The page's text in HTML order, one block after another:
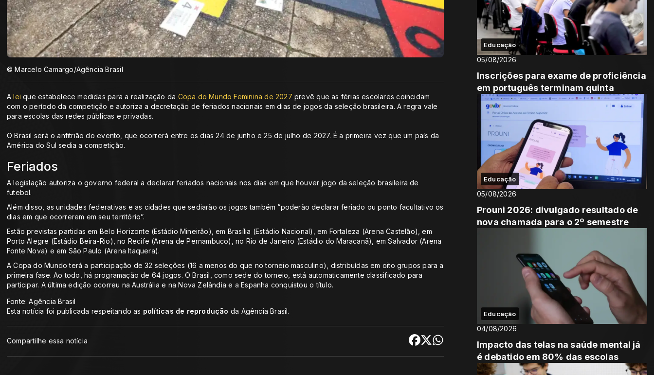
© Marcelo Camargo/Agência Brasil
Alei que estabelece medidas para a realização da Copa do Mundo Feminina de 2027 prevê que as férias escolares coincidam
com o período da competição e autoriza a decretação de feriados nacionais em dias de jogos da seleção brasileira. A regra vale
para escolas das redes públicas e privadas.
O Brasil será o anfitrião do evento, que ocorrerá entre os dias 24 de junho e 25 de julho de 2027. É a primeira vez que um país da
América do Sul sedia a competição.
Feriados
A legislação autoriza o governo federal a declarar feriados nacionais nos dias em que houver jogo da seleção brasileira de
futebol.
Além disso, as unidades federativas e as cidades que sediarão os jogos também “poderão declarar feriado ou ponto facultativo os
dias em que ocorrerem em seu território”.
Estão previstas partidas em Belo Horizonte (Estádio Mineirão), em Brasília (Estádio Nacional), em Fortaleza (Arena Castelão), em
Porto Alegre (Estádio Beira-Rio), no Recife (Arena de Pernambuco), no Rio de Janeiro (Estádio do Maracanã), em Salvador (Arena
Fonte Nova) e em São Paulo (Arena Itaquera).
A Copa do Mundo terá a participação de 32 seleções (16 a menos do que no torneio masculino), distribuídas em oito grupos para a
primeira fase. Ao todo, há programação de 64 jogos. O Brasil, como sede do torneio, está automaticamente classificado para
participar. A última edição ocorreu na Austrália e na Nova Zelândia e a Espanha conquistou o título.
Fonte: Agência Brasil
Esta notícia foi publicada respeitando as políticas de reprodução da Agência Brasil.
Compartilhe essa notícia
Educação
05/08/2026
Inscrições para exame de proficiência
em português terminam quinta
Educação
05/08/2026
Prouni 2026: divulgado resultado de
nova chamada para o 2º semestre
Educação
04/08/2026
Impacto das telas na saúde mental já
é debatido em 80% das escolas